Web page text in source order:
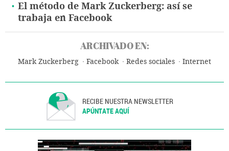
El método de Mark Zuckerberg: así se
trabaja en Facebook
ARCHIVADO EN:
Mark Zuckerberg Facebook Redes sociales Internet
RECIBE NUESTRA NEWSLETTER
APÚNTATE AQUÍ